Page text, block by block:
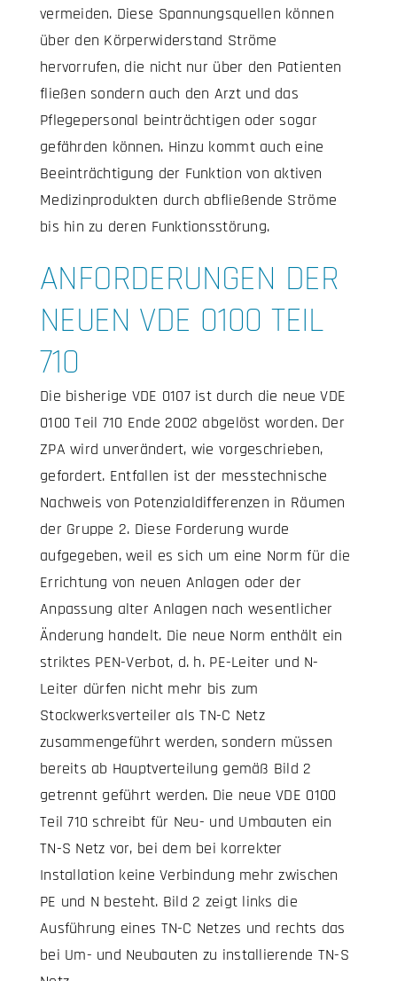
vermeiden. Diese Spannungsquellen können
über den Körperwiderstand Ströme
hervorrufen, die nicht nur über den Patienten
fließen sondern auch den Arzt und das
Pflegepersonal beinträchtigen oder sogar
gefährden können. Hinzu kommt auch eine
Beeinträchtigung der Funktion von aktiven
Medizinprodukten durch abfließende Ströme
bis hin zu deren Funktionsstörung.
ANFORDERUNGEN DER
NEUEN VDE 0100 TEIL
710
Die bisherige VDE 0107 ist durch die neue VDE
0100 Teil 710 Ende 2002 abgelöst worden. Der
ZPA wird unverändert, wie vorgeschrieben,
gefordert. Entfallen ist der messtechnische
Nachweis von Potenzialdifferenzen in Räumen
der Gruppe 2. Diese Forderung wurde
aufgegeben, weil es sich um eine Norm für die
Errichtung von neuen Anlagen oder der
Anpassung alter Anlagen nach wesentlicher
Änderung handelt. Die neue Norm enthält ein
striktes PEN-Verbot, d. h. PE-Leiter und N-
Leiter dürfen nicht mehr bis zum
Stockwerksverteiler als TN-C Netz
zusammengeführt werden, sondern müssen
bereits ab Hauptverteilung gemäß Bild 2
getrennt geführt werden. Die neue VDE 0100
Teil 710 schreibt für Neu- und Umbauten ein
TN-S Netz vor, bei dem bei korrekter
Installation keine Verbindung mehr zwischen
PE und N besteht. Bild 2 zeigt links die
Ausführung eines TN-C Netzes und rechts das
bei Um- und Neubauten zu installierende TN-S